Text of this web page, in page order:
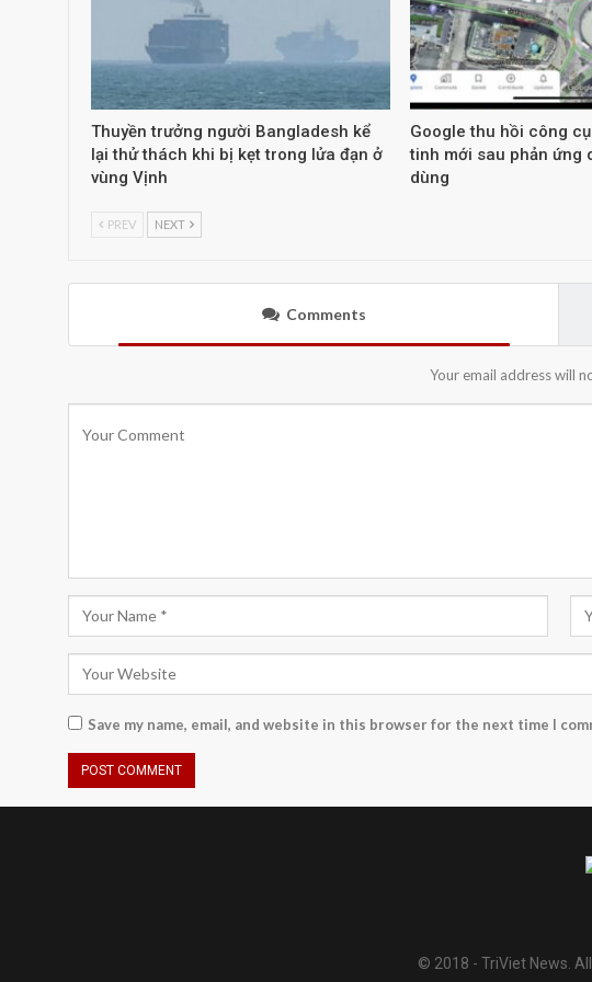
Thuyền trưởng người Bangladesh kể
lại thử thách khi bị kẹt trong lửa đạn ở
vùng Vịnh
Google thu hồi công
tinh mới sau phản ứng
dùng
PREV NEXT
Comments
Your email address will
Save my name, email, and website in this browser for the next time I
© 2018 - TriViet News.